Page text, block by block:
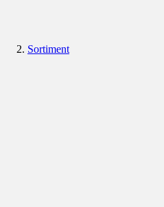
Sortiment